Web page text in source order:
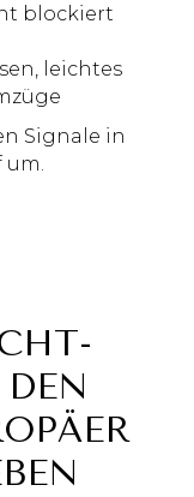
blockiert
leichtes
Signale in
um.